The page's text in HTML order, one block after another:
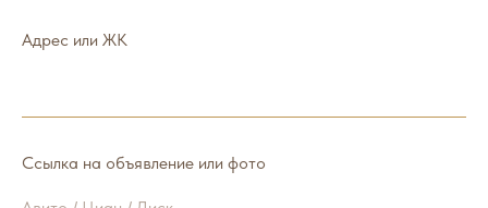
Адрес или ЖК
Ссылка на объявление или фото